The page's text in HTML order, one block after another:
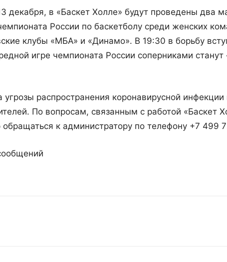
декабря, в «Баскет Холле» будут проведены два
России по баскетболу среди женских
клубы «МБА» и «Динамо». В 19:30 в борьбу
игре чемпионата России соперниками
распространения коронавирусной инфекции
По вопросам, связанным с работой «Баскет
к администратору по телефону +7 499